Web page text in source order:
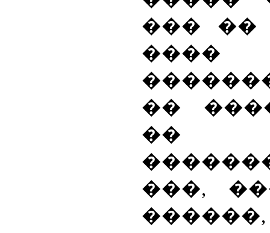
��� ��
��
��
���,
������,